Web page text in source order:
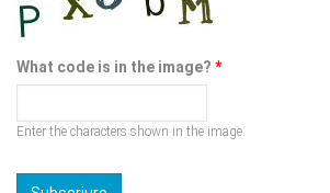
What code is in the image? *
Enter the characters shown in the image.